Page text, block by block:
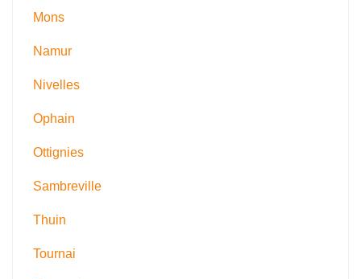
Mons
Namur
Nivelles
Ophain
Ottignies
Sambreville
Thuin
Tournai